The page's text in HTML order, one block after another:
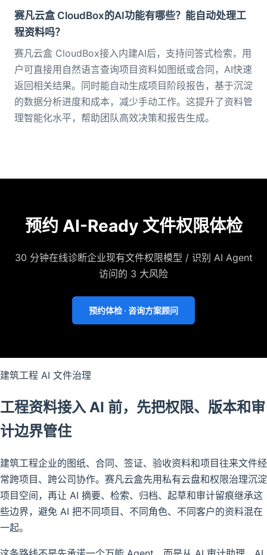
赛凡云盒 CloudBox的AI功能有哪些？能自动处理工
程资料吗？
赛凡云盒 CloudBox接入内建AI后，支持问答式检索，用
户可直接用自然语言查询项目资料如图纸或合同，AI快速
返回相关结果。同时能自动生成项目阶段报告，基于沉淀
的数据分析进度和成本，减少手动工作。这提升了资料管
理智能化水平，帮助团队高效决策和报告生成。
预约 AI-Ready 文件权限体检
30 分钟在线诊断企业现有文件权限模型 / 识别 AI Agent
访问的 3 大风险
预约体检 · 咨询方案顾问
建筑工程 AI 文件治理
工程资料接入 AI 前，先把权限、版本和审
计边界管住
建筑工程企业的图纸、合同、签证、验收资料和项目往来文件经
常跨项目、跨公司协作。赛凡云盒先用私有云盘和权限治理沉淀
项目空间，再让 AI 摘要、检索、归档、起草和审计留痕继承这
些边界，避免 AI 把不同项目、不同角色、不同客户的资料混在
一起。